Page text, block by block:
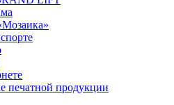
печатной продукции